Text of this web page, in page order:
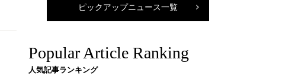
ピックアップニュース一覧
Popular Article Ranking
人気記事ランキング